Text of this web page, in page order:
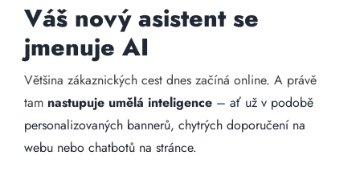
Váš nový asistent se
jmenuje AI
Většina zákaznických cest dnes začíná online. A právě
tam nastupuje umělá inteligence – ať už v podobě
personalizovaných bannerů, chytrých doporučení na
webu nebo chatbotů na stránce.